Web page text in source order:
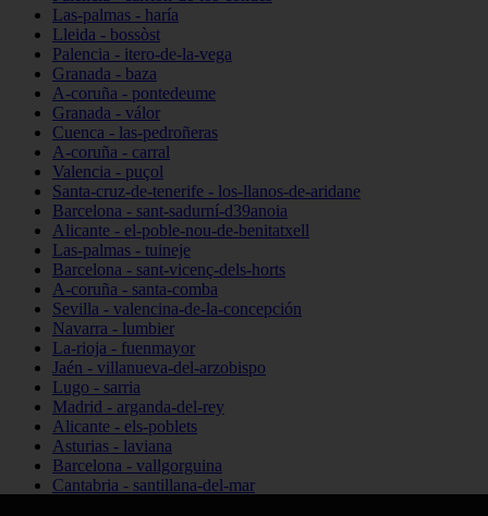
Las-palmas - haría
Lleida - bossòst
Palencia - itero-de-la-vega
Granada - baza
A-coruña - pontedeume
Granada - válor
Cuenca - las-pedroñeras
A-coruña - carral
Valencia - puçol
Santa-cruz-de-tenerife - los-llanos-de-aridane
Barcelona - sant-sadurní-d39anoia
Alicante - el-poble-nou-de-benitatxell
Las-palmas - tuineje
Barcelona - sant-vicenç-dels-horts
A-coruña - santa-comba
Sevilla - valencina-de-la-concepción
Navarra - lumbier
La-rioja - fuenmayor
Jaén - villanueva-del-arzobispo
Lugo - sarria
Madrid - arganda-del-rey
Alicante - els-poblets
Asturias - laviana
Barcelona - vallgorguina
Cantabria - santillana-del-mar